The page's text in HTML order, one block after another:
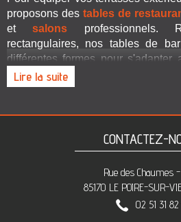
proposons des tables de
etsalons professionnels.
rectangulaires, nos tables de
différentes formes pour s'adapter
espace extérieur. Pour
accessoires idéaux, vous pouvez
salon 3 fauteuils individuels,
plus. Définissez votre
accueillir l’ensemble de
disponible.
Lire la suite
CONTACTEZ-
Rue des Chaumes
85170 LE POIRE-SUR-
02 51 31